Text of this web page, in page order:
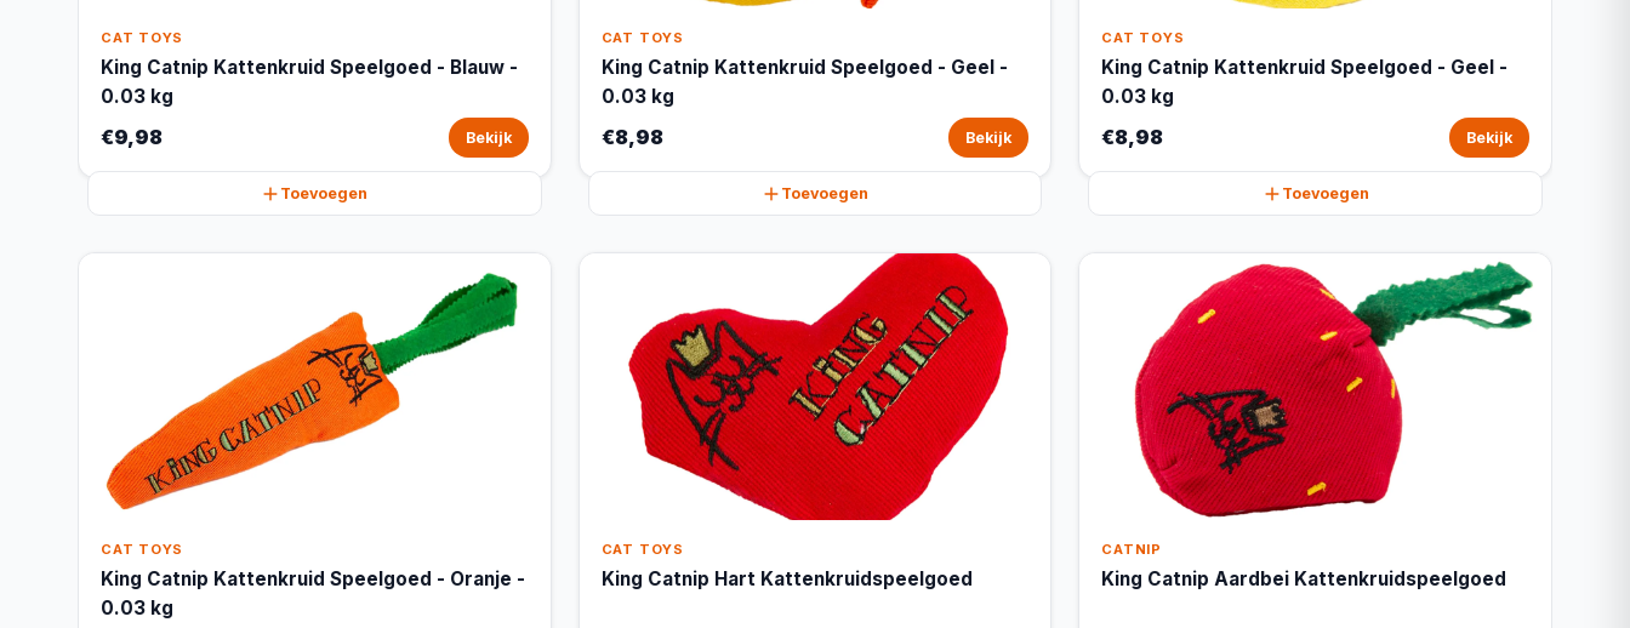
CAT TOYS
King Catnip Kattenkruid Speelgoed - Blauw -
0.03 kg
€9,98 Bekijk
Toevoegen
CAT TOYS
King Catnip Kattenkruid Speelgoed - Geel -
0.03 kg
€8,98 Bekijk
Toevoegen
CAT TOYS
King Catnip Kattenkruid Speelgoed - Geel -
0.03 kg
€8,98 Bekijk
Toevoegen
CAT TOYS
King Catnip Kattenkruid Speelgoed - Oranje -
0.03 kg
CAT TOYS
King Catnip Hart Kattenkruidspeelgoed
CATNIP
King Catnip Aardbei Kattenkruidspeelgoed